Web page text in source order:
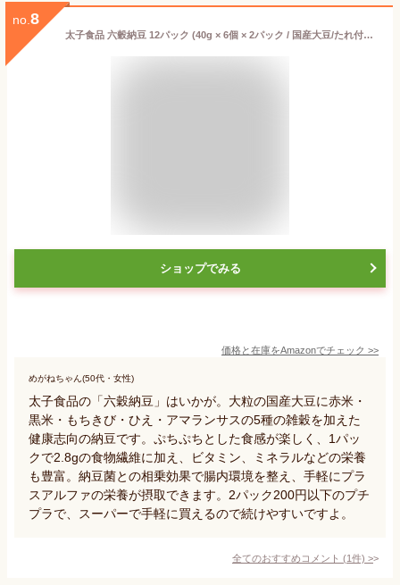
no. 8
太子食品 六穀納豆 12パック (40g × 6個 × 2パック / 国産大豆/たれ付き) 食物繊維 発酵食品 大粒納豆 (納豆菌/ナットウキナーゼ) 納豆 朝食 おかず
ショップでみる
価格と在庫をAmazonでチェック >>
めがねちゃん(50代・女性)
太子食品の「六穀納豆」はいかが。大粒の国産大豆に赤米・
黒米・もちきび・ひえ・アマランサスの5種の雑穀を加えた
健康志向の納豆です。ぷちぷちとした食感が楽しく、1パッ
クで2.8gの食物繊維に加え、ビタミン、ミネラルなどの栄養
も豊富。納豆菌との相乗効果で腸内環境を整え、手軽にプラ
スアルファの栄養が摂取できます。2パック200円以下のプチ
プラで、スーパーで手軽に買えるので続けやすいですよ。
全てのおすすめコメント (1件) >